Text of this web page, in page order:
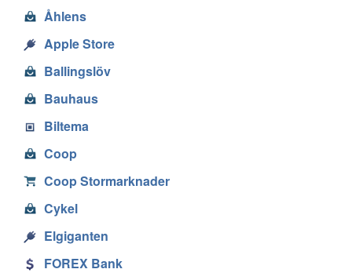
Åhlens
Apple Store
Ballingslöv
Bauhaus
Biltema
Coop
Coop Stormarknader
Cykel
Elgiganten
FOREX Bank